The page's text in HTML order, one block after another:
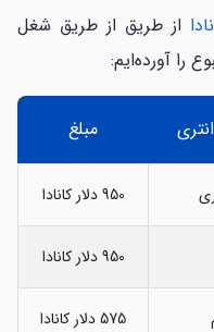
از طریق از طریق شغل
را آورده‌ایم:
مبلغ
950 دلار کانادا
950 دلار کانادا
575 دلار کانادا